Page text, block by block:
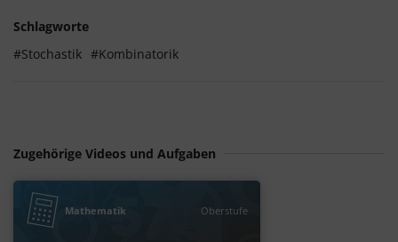
Schlagworte
#Stochastik #Kombinatorik
Zugehörige Videos und Aufgaben
Mathematik Oberstufe